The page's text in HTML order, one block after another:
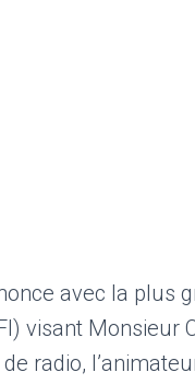
avec la plus
visant Monsieur
radio,